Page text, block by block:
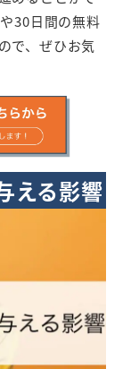
30日間の無料
で、ぜひお気
える影響